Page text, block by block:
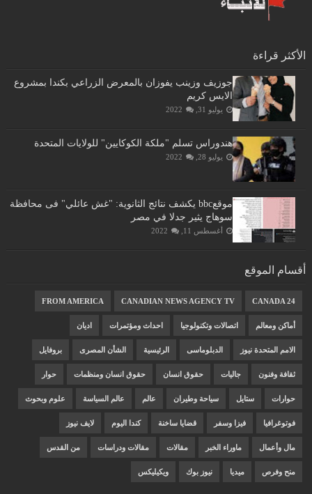
الأكثر قراءة
جوزيف وزينب يفوزان بالمعرض الزراعي بكندا بمشروع
الايس كريم
يوليو 31, 2022
هندوراس تسلم "ملكة الكوكايين" للولايات المتحدة
يوليو 28, 2022
موقعbbc يكشف نتائج الثانوية: "غش عائلي" فى محافظة
سوهاج يثير جدلا في مصر
أغسطس 11, 2022
أقسام الموقع
CANADA 24
CANADIAN NEWS AGENCY TV
FROM AMERICA
أماكن ومعالم اتصالات وتكنولوجيا احداث ومؤتمرات اديان
الامم المتحدة نيوز الدبلوماسى الرئيسية الشأن المصرى بروفايل
ثقافة وفنون جاليات حقوق انسان حقوق انسان ومنظمات حوار
حوارات ستايل سياحة وطيران عالم عالم السياسة علوم وبحوث
فوتوغرافيا فيزا وسفر قضايا ساخنة كندا اليوم لايف نيوز
مال وأعمال ماوراء الخبر مقالات مقالات ودراسات من القدس
منح وفرص ميديا نيوز بوك ويكيليكس